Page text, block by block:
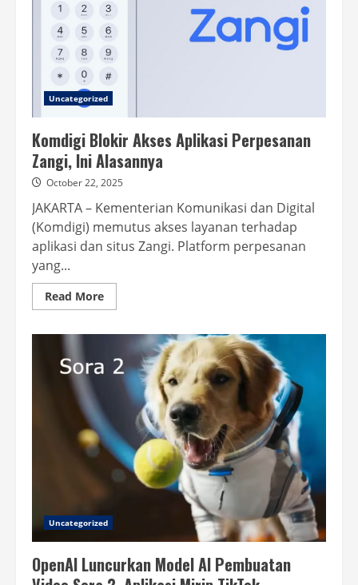
Uncategorized
Komdigi Blokir Akses Aplikasi Perpesanan
Zangi, Ini Alasannya
October 22, 2025
JAKARTA – Kementerian Komunikasi dan Digital
(Komdigi) memutus akses layanan terhadap
aplikasi dan situs Zangi. Platform perpesanan
yang...
Read MoreRead
more
Blokir
Akses
Aplikasi
Perpesanan
Zangi,
Alasannya
Uncategorized
OpenAI Luncurkan Model AI Pembuatan